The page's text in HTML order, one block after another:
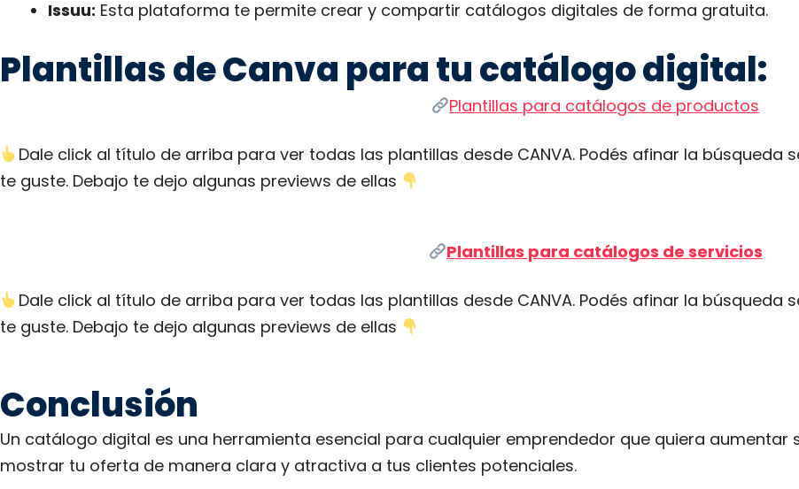
Issuu: Esta plataforma te permite crear y compartir catálogos digitales de forma gratuita.
Plantillas de Canva para tu catálogo digital:
Plantillas para catálogos de productos
Dale click al título de arriba para ver todas las plantillas desde CANVA. Podés afinar la búsqueda
te guste. Debajo te dejo algunas previews de ellas
Plantillas para catálogos de servicios
Dale click al título de arriba para ver todas las plantillas desde CANVA. Podés afinar la búsqueda
te guste. Debajo te dejo algunas previews de ellas
Conclusión
Un catálogo digital es una herramienta esencial para cualquier emprendedor que quiera aumentar
mostrar tu oferta de manera clara y atractiva a tus clientes potenciales.